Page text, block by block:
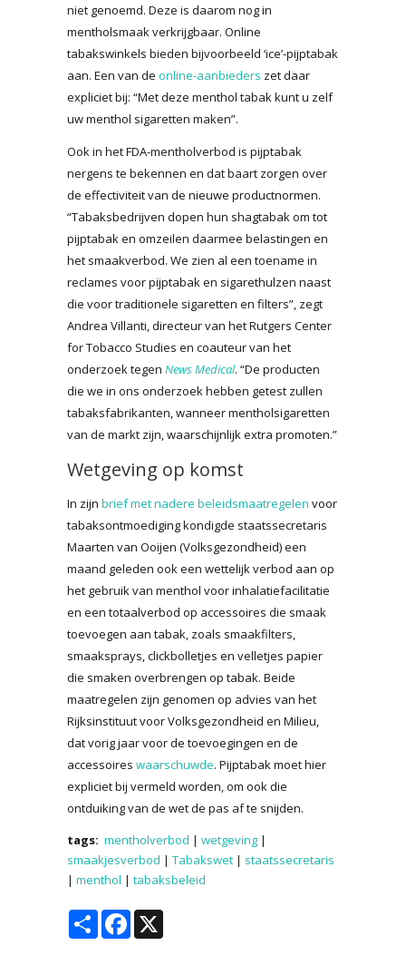
niet genoemd. Deze is daarom nog in
mentholsmaak verkrijgbaar. Online
tabakswinkels bieden bijvoorbeeld ‘ice’-pijptabak
aan. Een van de online-aanbieders zet daar
expliciet bij: “Met deze menthol tabak kunt u zelf
uw menthol sigaretten maken”.
Ook in het FDA-mentholverbod is pijptabak
nergens te bekennen en dat baart zorgen over
de effectiviteit van de nieuwe productnormen.
“Tabaksbedrijven dopen hun shagtabak om tot
pijptabak en omzeilen daarmee belastingen en
het smaakverbod. We zien al een toename in
reclames voor pijptabak en sigarethulzen naast
die voor traditionele sigaretten en filters”, zegt
Andrea Villanti, directeur van het Rutgers Center
for Tobacco Studies en coauteur van het
onderzoek tegen News Medical. “De producten
die we in ons onderzoek hebben getest zullen
tabaksfabrikanten, wanneer mentholsigaretten
van de markt zijn, waarschijnlijk extra promoten.”
Wetgeving op komst
In zijn brief met nadere beleidsmaatregelen voor
tabaksontmoediging kondigde staatssecretaris
Maarten van Ooijen (Volksgezondheid) een
maand geleden ook een wettelijk verbod aan op
het gebruik van menthol voor inhalatiefacilitatie
en een totaalverbod op accessoires die smaak
toevoegen aan tabak, zoals smaakfilters,
smaaksprays, clickbolletjes en velletjes papier
die smaken overbrengen op tabak. Beide
maatregelen zijn genomen op advies van het
Rijksinstituut voor Volksgezondheid en Milieu,
dat vorig jaar voor de toevoegingen en de
accessoires waarschuwde. Pijptabak moet hier
expliciet bij vermeld worden, om ook die
ontduiking van de wet de pas af te snijden.
tags: mentholverbod | wetgeving |
smaakjesverbod | Tabakswet | staatssecretaris
| menthol | tabaksbeleid
Share Facebook